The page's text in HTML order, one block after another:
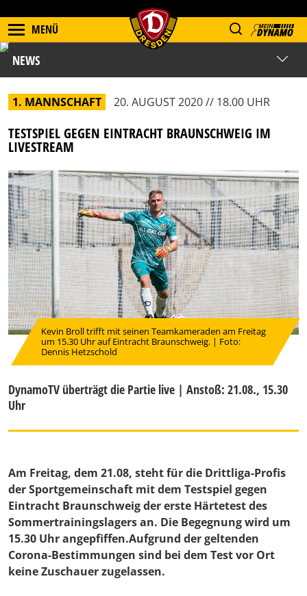
MENÜ
NEWS
1. MANNSCHAFT 20. AUGUST 2020 // 18.00 UHR
TESTSPIEL GEGEN EINTRACHT BRAUNSCHWEIG IM
LIVESTREAM
Kevin Broll trifft mit seinen Teamkameraden am Freitag
um 15.30 Uhr auf Eintracht Braunschweig. | Foto:
Dennis Hetzschold
DynamoTV überträgt die Partie live | Anstoß: 21.08., 15.30
Uhr
Am Freitag, dem 21.08, steht für die Drittliga-Profis
der Sportgemeinschaft mit dem Testspiel gegen
Eintracht Braunschweig der erste Härtetest des
Sommertrainingslagers an. Die Begegnung wird um
15.30 Uhr angepfiffen.Aufgrund der geltenden
Corona-Bestimmungen sind bei dem Test vor Ort
keine Zuschauer zugelassen.